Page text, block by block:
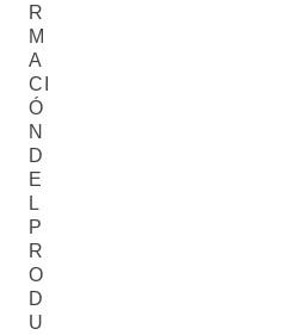
R
M
A
CI
Ó
N
D
E
L
P
R
O
D
U